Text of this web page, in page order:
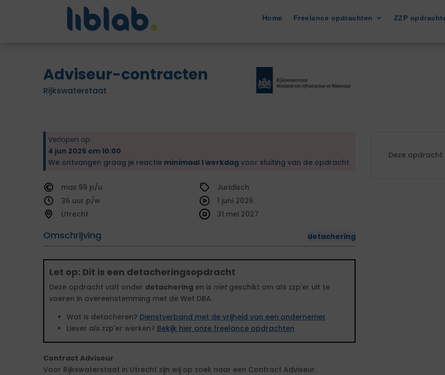
Home Freelance opdrachten ZZP
Adviseur-contracten
Rijkswaterstaat
Verlopen op:
4 jun 2026 om 10:00
We ontvangen graag je reactie minimaal 1 werkdag voor sluiting van de opdracht.
99
36
Utrecht
Juridisch
Omschrijving detachering
1 juni 2026
31 mei 2027
Let op: Dit is een detacheringsopdracht
Deze opdracht valt onder detachering en is niet geschikt om als zzp'er uit te
voeren in overeenstemming met de Wet DBA.
Wat is detacheren? Dienstverband met de vrijheid van een ondernemer
Liever als zzp'er werken? Bekijk hier onze freelance opdrachten
Contract Adviseur
Voor Rijkswaterstaat in Utrecht zijn wij op zoek naar een Contract Adviseur.
Deze opdracht